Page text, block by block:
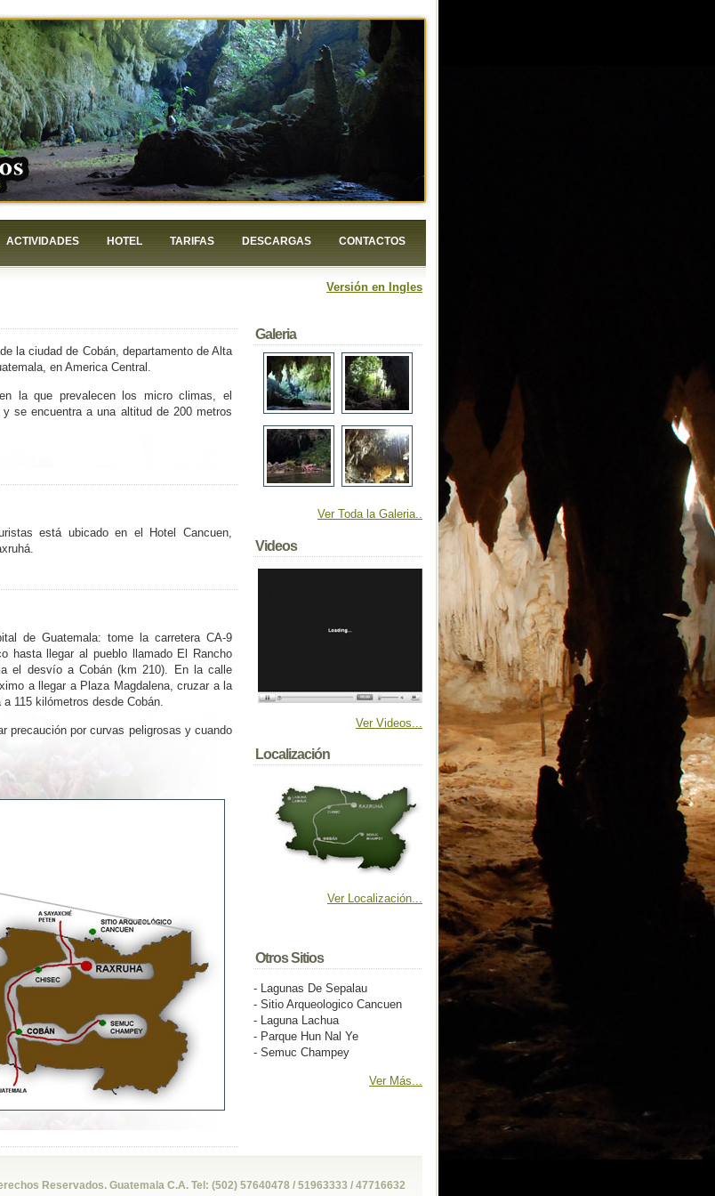
ACTIVIDADES HOTEL TARIFAS DESCARGAS CONTACTOS
la ciudad de Cobán, departamento de Alta
en America Central.
la que prevalecen los micro climas, el
se encuentra a una altitud de 200 metros
está ubicado en el Hotel Cancuen,
de Guatemala: tome la carretera CA-9
hasta llegar al pueblo llamado El Rancho
el desvío a Cobán (km 210). En la calle
a llegar a Plaza Magdalena, cruzar a la
115 kilómetros desde Cobán.
precaución por curvas peligrosas y cuando
Versión en Ingles
Galeria
Ver Toda la Galeria..
Videos
Ver Videos...
Localización
Ver Localización...
Otros Sitios
- Lagunas De Sepalau
- Sitio Arqueologico Cancuen
- Laguna Lachua
- Parque Hun Nal Ye
- Semuc Champey
Ver Más...
Reservados. Guatemala C.A. Tel: (502) 57640478 / 51963333 / 47716632